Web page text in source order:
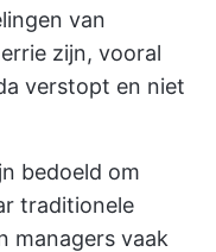
van
zijn, vooral
verstopt en niet
bedoeld om
traditionele
managers vaak